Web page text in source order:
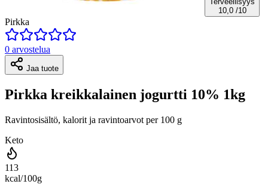
10,0 /10
Pirkka
0 arvostelua
Jaa tuote
Pirkka kreikkalainen jogurtti 10% 1kg
Ravintosisältö, kalorit ja ravintoarvot per 100 g
Keto
113
kcal/100g